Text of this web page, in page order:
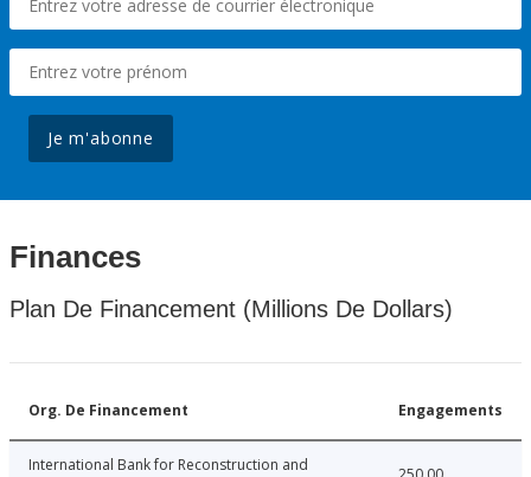
Je m'abonne
Finances
Plan De Financement (Millions De Dollars)
Org. De Financement Engagements
International Bank for Reconstruction and